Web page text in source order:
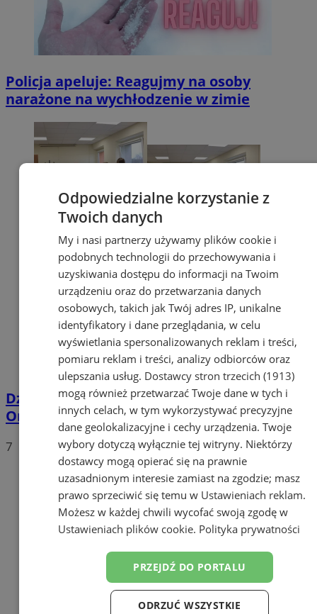
Policja apeluje: Reagujmy na osoby
narażone na wychłodzenie w zimie
Dzień Pracownika Socjalnego. Władze
Orzesza z podziękowaniami dla MOPS
7
Odpowiedzialne korzystanie z
Twoich danych
My i nasi partnerzy używamy plików cookie i
podobnych technologii do przechowywania i
uzyskiwania dostępu do informacji na Twoim
urządzeniu oraz do przetwarzania danych
osobowych, takich jak Twój adres IP, unikalne
identyfikatory i dane przeglądania, w celu
wyświetlania spersonalizowanych reklam i treści,
pomiaru reklam i treści, analizy odbiorców oraz
ulepszania usług. Dostawcy stron trzecich (1913)
mogą również przetwarzać Twoje dane w tych i
innych celach, w tym wykorzystywać precyzyjne
dane geolokalizacyjne i cechy urządzenia. Twoje
wybory dotyczą wyłącznie tej witryny. Niektórzy
dostawcy mogą opierać się na prawnie
uzasadnionym interesie zamiast na zgodzie; masz
prawo sprzeciwić się temu w Ustawieniach reklam.
Możesz w każdej chwili wycofać swoją zgodę w
Ustawieniach plików cookie. Polityka prywatności
PRZEJDŹ DO PORTALU
ODRZUĆ WSZYSTKIE